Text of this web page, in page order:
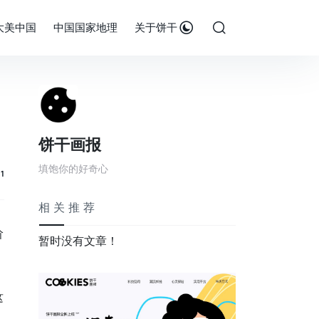
美中国 中国国家地理 关于饼干
饼干画报
填饱你的好奇心
相关推荐
暂时没有文章！